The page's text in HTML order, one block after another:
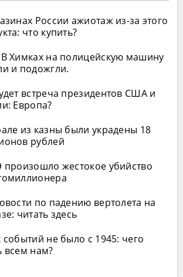
России ажиотаж из-за этого
что купить?
Химках на полицейскую машину
и подожгли.
встреча президентов США и
Европа?
из казны были украдены 18
рублей
произошло жестокое убийство
по падению вертолета на
читать здесь
событий не было с 1945: чего
всем нам?